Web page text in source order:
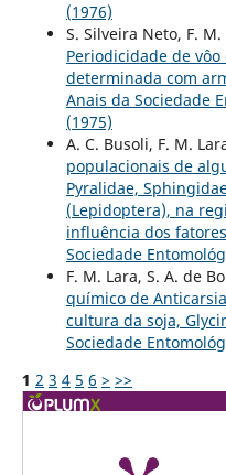
(1976)
S. Silveira Neto, F.
Periodicidade de
determinada com
Anais da Sociedade
(1975)
A. C. Busoli, F. M.
populacionais de
Pyralidae,
(Lepidoptera), na
influência dos
Sociedade
F. M. Lara, S. A. de
químico de
cultura da soja,
Sociedade
1 2 3 4 5 6 > >>